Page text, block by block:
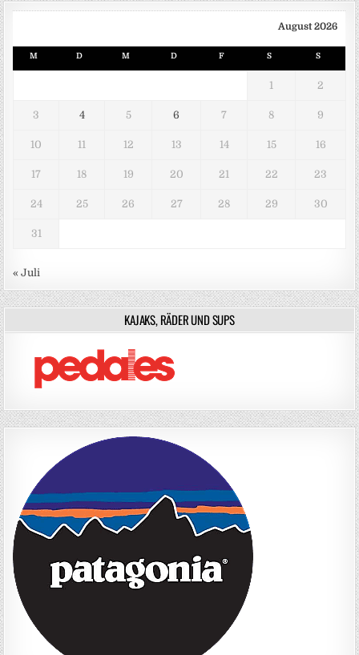
August 2026
M D M D F S S
1 2
3 4 5 6 7 8 9
10 11 12 13 14 15 16
17 18 19 20 21 22 23
24 25 26 27 28 29 30
31
« Juli
KAJAKS, RÄDER UND SUPS